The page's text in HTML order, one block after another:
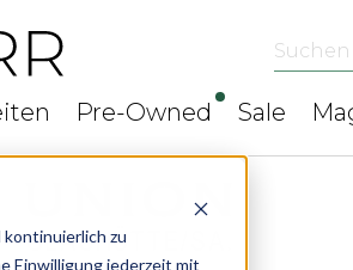
zu
Einwilligung jederzeit mit
Suchen
Pre-Owned Sale